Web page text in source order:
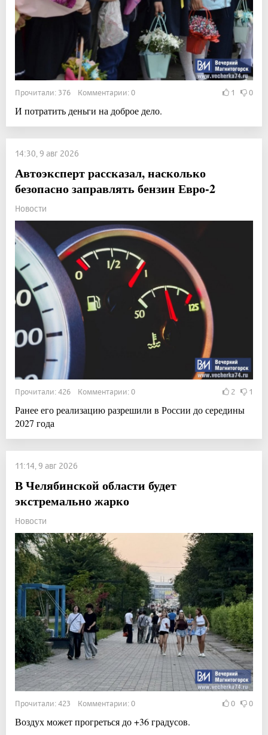
Прочитали: 376 Комментарии: 0 1 0
И потратить деньги на доброе дело.
14:30, 9 авг 2026
Автоэксперт рассказал, насколько
безопасно заправлять бензин Евро-2
Новости
Прочитали: 426 Комментарии: 0 2 1
Ранее его реализацию разрешили в России до середины
2027 года
11:14, 9 авг 2026
В Челябинской области будет
экстремально жарко
Новости
Прочитали: 423 Комментарии: 0 0 0
Воздух может прогреться до +36 градусов.